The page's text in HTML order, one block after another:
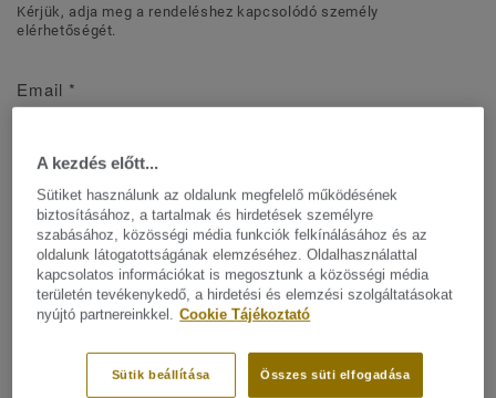
Kérjük, adja meg a rendeléshez kapcsolódó személy
elérhetőségét.
Email *
Név*
Vezetéknév*
A kezdés előtt...
Sütiket használunk az oldalunk megfelelő működésének
biztosításához, a tartalmak és hirdetések személyre
szabásához, közösségi média funkciók felkínálásához és az
oldalunk látogatottságának elemzéséhez. Oldalhasználattal
kapcsolatos információkat is megosztunk a közösségi média
területén tevékenykedő, a hirdetési és elemzési szolgáltatásokat
nyújtó partnereinkkel. Cookie Tájékoztató
Összes süti elfogadása
Sütik beállítása